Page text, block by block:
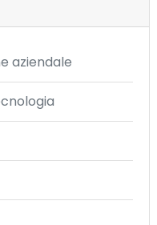
aziendale